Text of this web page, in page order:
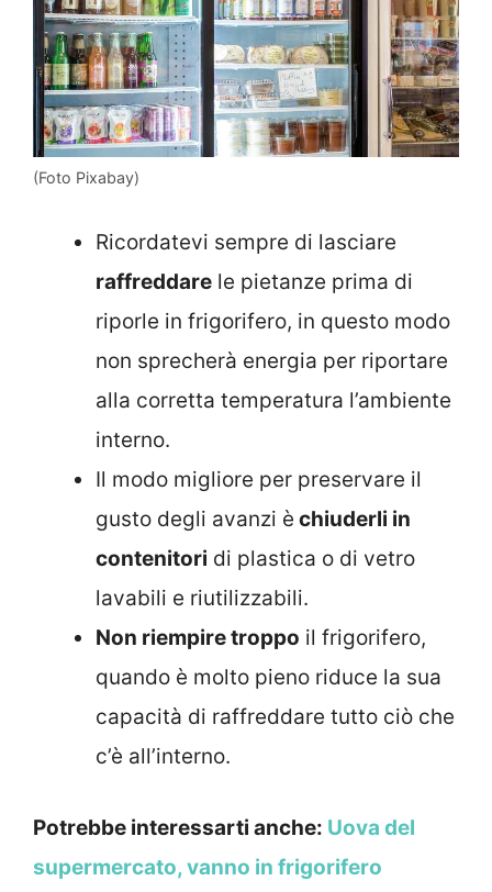
(Foto Pixabay)
Ricordatevi sempre di lasciare
raffreddare le pietanze prima di
riporle in frigorifero, in questo modo
non sprecherà energia per riportare
alla corretta temperatura l’ambiente
interno.
Il modo migliore per preservare il
gusto degli avanzi è chiuderli in
contenitori di plastica o di vetro
lavabili e riutilizzabili.
Non riempire troppo il frigorifero,
quando è molto pieno riduce la sua
capacità di raffreddare tutto ciò che
c’è all’interno.
Potrebbe interessarti anche: Uova del
supermercato, vanno in frigorifero